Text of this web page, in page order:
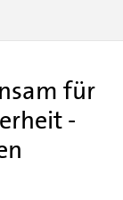
für
-